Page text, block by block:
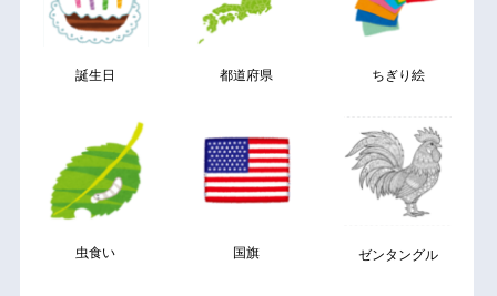
誕生日 都道府県 ちぎり絵
虫食い 国旗 ゼンタングル